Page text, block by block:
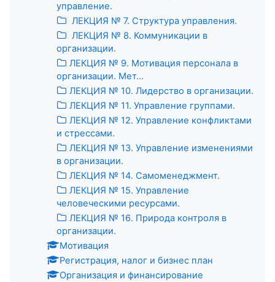
управление.
ЛЕКЦИЯ № 7. Структура управления.
ЛЕКЦИЯ № 8. Коммуникации в
организации.
ЛЕКЦИЯ № 9. Мотивация персонала в
организации. Мет...
ЛЕКЦИЯ № 10. Лидерство в организации.
ЛЕКЦИЯ № 11. Управление группами.
ЛЕКЦИЯ № 12. Управление конфликтами
и стрессами.
ЛЕКЦИЯ № 13. Управление изменениями
в организации.
ЛЕКЦИЯ № 14. Самоменеджмент.
ЛЕКЦИЯ № 15. Управление
человеческими ресурсами.
ЛЕКЦИЯ № 16. Природа контроля в
организации.
Мотивация
Регистрация, налог и бизнес план
Организация и финансирование